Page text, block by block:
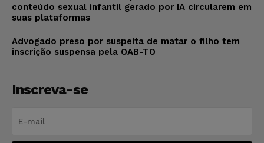
conteúdo sexual infantil gerado por IA circularem em
suas plataformas
Advogado preso por suspeita de matar o filho tem
inscrição suspensa pela OAB-TO
Inscreva-se